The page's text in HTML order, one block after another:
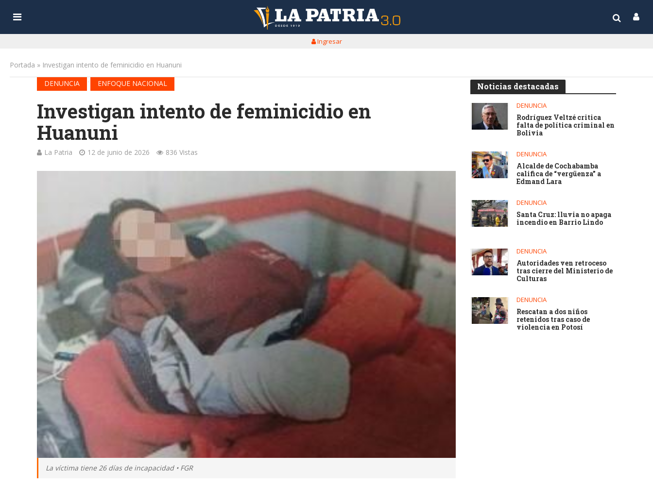
Ingresar
Portada » Investigan intento de feminicidio en Huanuni
DENUNCIA
ENFOQUE NACIONAL
Investigan intento de feminicidio en
Huanuni
La Patria 12 de junio de 2026 836 Vistas
La víctima tiene 26 días de incapacidad • FGR
Noticias destacadas
DENUNCIA
Rodríguez Veltzé critica
falta de política criminal en
Bolivia
DENUNCIA
Alcalde de Cochabamba
califica de “vergüenza” a
Edmand Lara
DENUNCIA
Santa Cruz: lluvia no apaga
incendio en Barrio Lindo
DENUNCIA
Autoridades ven retroceso
tras cierre del Ministerio de
Culturas
DENUNCIA
Rescatan a dos niños
retenidos tras caso de
violencia en Potosí